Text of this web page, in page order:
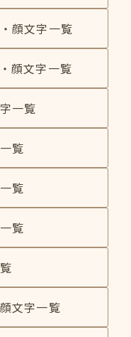
顔文字一覧
顔文字一覧
一覧
覧
覧
覧
文字一覧